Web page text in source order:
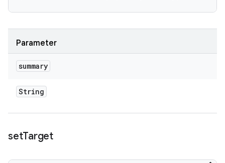
Parameter
summary
String
setTarget